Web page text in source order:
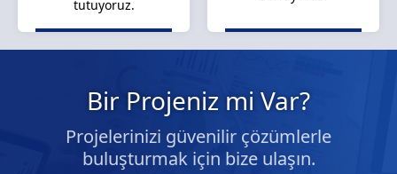
tutuyoruz.
Bir Projeniz mi Var?
Projelerinizi güvenilir çözümlerle
buluşturmak için bize ulaşın.